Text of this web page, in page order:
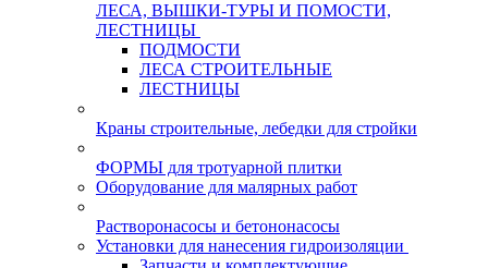
ЛЕСА, ВЫШКИ-ТУРЫ И ПОМОСТИ,
ЛЕСТНИЦЫ
ПОДМОСТИ
ЛЕСА СТРОИТЕЛЬНЫЕ
ЛЕСТНИЦЫ
Краны строительные, лебедки для стройки
ФОРМЫ для тротуарной плитки
Оборудование для малярных работ
Растворонасосы и бетононасосы
Установки для нанесения гидроизоляции